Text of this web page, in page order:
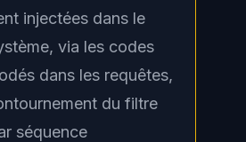
injectées dans le
via les codes
dans les requêtes,
du filtre
séquence